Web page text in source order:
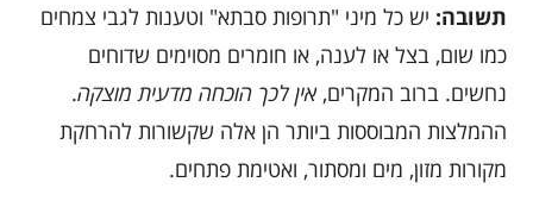
תשובה: יש כל מיני "תרופות סבתא" וטענות לגבי צמחים
כמו שום, בצל או לענה, או חומרים מסוימים שדוחים
נחשים. ברוב המקרים,אין לכך הוכחה מדעית מוצקה.
ההמלצות המבוססות ביותר הן אלה שקשורות להרחקת
מקורות מזון, מים ומסתור, ואטימת פתחים.